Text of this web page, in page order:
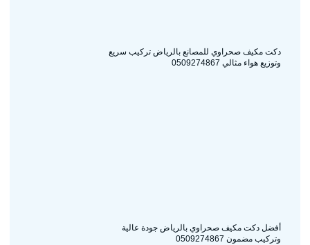
دكت مكيف صحراوي للمصانع بالرياض تركيب سريع
وتوزيع هواء مثالي 0509274867
أفضل دكت مكيف صحراوي بالرياض جودة عالية
وتركيب مضمون 0509274867